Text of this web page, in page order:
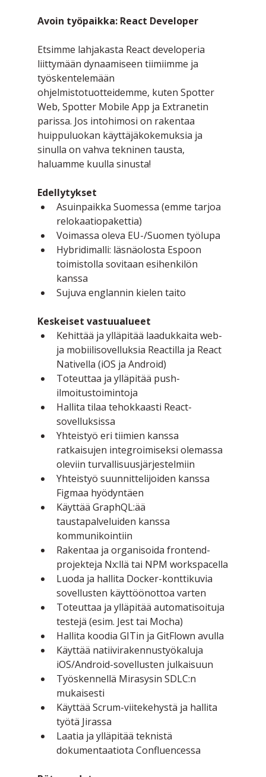
Avoin työpaikka: React Developer
Etsimme lahjakasta React developeria
liittymään dynaamiseen tiimiimme ja
työskentelemään
ohjelmistotuotteidemme, kuten Spotter
Web, Spotter Mobile App ja Extranetin
parissa. Jos intohimosi on rakentaa
huippuluokan käyttäjäkokemuksia ja
sinulla on vahva tekninen tausta,
haluamme kuulla sinusta!
Edellytykset
Asuinpaikka Suomessa (emme tarjoa
relokaatiopakettia)
Voimassa oleva EU-/Suomen työlupa
Hybridimalli: läsnäolosta Espoon
toimistolla sovitaan esihenkilön
kanssa
Sujuva englannin kielen taito
Keskeiset vastuualueet
Kehittää ja ylläpitää laadukkaita web-
ja mobiilisovelluksia Reactilla ja React
Nativella (iOS ja Android)
Toteuttaa ja ylläpitää push-
ilmoitustoimintoja
Hallita tilaa tehokkaasti React-
sovelluksissa
Yhteistyö eri tiimien kanssa
ratkaisujen integroimiseksi olemassa
oleviin turvallisuusjärjestelmiin
Yhteistyö suunnittelijoiden kanssa
Figmaa hyödyntäen
Käyttää GraphQL:ää
taustapalveluiden kanssa
kommunikointiin
Rakentaa ja organisoida frontend-
projekteja Nx:llä tai NPM workspacella
Luoda ja hallita Docker-konttikuvia
sovellusten käyttöönottoa varten
Toteuttaa ja ylläpitää automatisoituja
testejä (esim. Jest tai Mocha)
Hallita koodia GITin ja GitFlown avulla
Käyttää natiivirakennustyökaluja
iOS/Android-sovellusten julkaisuun
Työskennellä Mirasysin SDLC:n
mukaisesti
Käyttää Scrum-viitekehystä ja hallita
työtä Jirassa
Laatia ja ylläpitää teknistä
dokumentaatiota Confluencessa